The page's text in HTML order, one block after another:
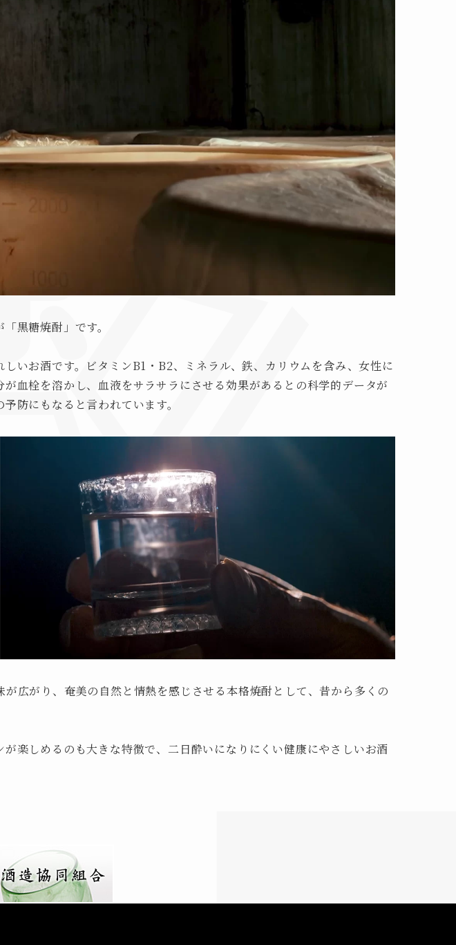
黒糖焼酎」です。
いお酒です。ビタミンB1・B2、ミネラル、鉄、カリウムを含み、女性に
血栓を溶かし、血液をサラサラにさせる効果があるとの科学的データが
防にもなると言われています。
広がり、奄美の自然と情熱を感じさせる本格焼酎として、昔から多くの
楽しめるのも大きな特徴で、二日酔いになりにくい健康にやさしいお酒